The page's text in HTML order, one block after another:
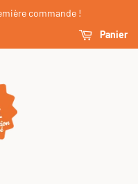
commande !
Panier